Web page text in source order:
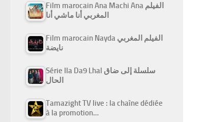
Film marocain Ana Machi Ana الفيلم
المغربي أنا ماشي أنا
Film marocain Nayda الفيلم المغربي
نايضة
Série Ila Da9 Lhal سلسلة إلى ضاق
الحال
Tamazight TV live : la chaîne dédiée
à la promotion…